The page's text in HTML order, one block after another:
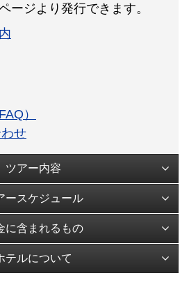
ージより発行できます。
）
せ
ツアー内容
ースケジュール
に含まれるもの
テルについて